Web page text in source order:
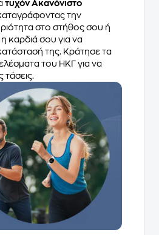
τυχόν Aκανόνιστο
την
στο στήθος σου ή
καρδιά σου για να
της. Κράτησε τα
του ΗΚΓ για να
τάσεις.